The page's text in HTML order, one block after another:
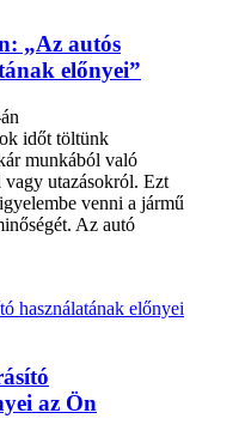
„Az autós
előnyei”
időt töltünk
munkából való
utazásokról. Ezt
venni a jármű
Az autó
az Ön